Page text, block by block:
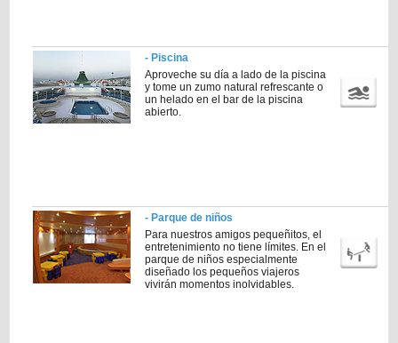
- Piscina
Aproveche su día a lado de la piscina
y tome un zumo natural refrescante o
un helado en el barde la piscina
abierto.
- Parque de niños
Para nuestros amigos pequeñitos, el
entretenimiento no tiene límites. En el
parque de niños especialmente
diseñado los pequeños viajeros
vivirán momentos inolvidables.